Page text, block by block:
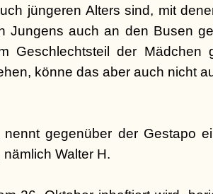
jüngeren Alters sind, mit
Jungens auch an den Busen
Geschlechtsteil der Mädchen
könne das aber auch nicht
gegenüber der Gestapo
Walter H.